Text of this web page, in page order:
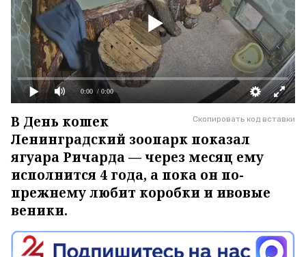
0:00 / 0:00
Скопировать код вставки
В День кошек
Ленинградский зоопарк показал
ягуара Ричарда — через месяц ему
исполнится 4 года, а пока он по-
прежнему любит коробки и ивовые
веники.